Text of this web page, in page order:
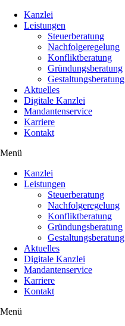
Kanzlei
Leistungen
Steuerberatung
Nachfolgeregelung
Konfliktberatung
Gründungsberatung
Gestaltungsberatung
Aktuelles
Digitale Kanzlei
Mandantenservice
Karriere
Kontakt
Menü
Kanzlei
Leistungen
Steuerberatung
Nachfolgeregelung
Konfliktberatung
Gründungsberatung
Gestaltungsberatung
Aktuelles
Digitale Kanzlei
Mandantenservice
Karriere
Kontakt
Menü